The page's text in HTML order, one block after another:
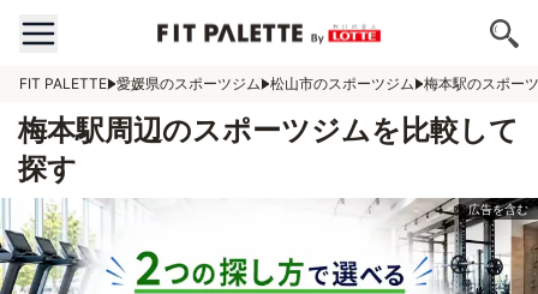
FIT PALETTE 愛媛県のスポーツジム 松山市のスポーツジム 梅本駅のスポー
梅本駅周辺のスポーツジムを比較して
探す